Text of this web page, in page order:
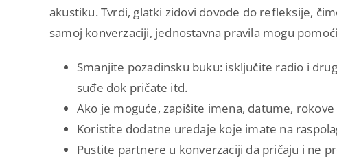
akustiku. Tvrdi, glatki zidovi dovode do refleksije,
samoj konverzaciji, jednostavna pravila mogu
Smanjite pozadinsku buku: isključite radio i
suđe dok pričate itd.
Ako je moguće, zapišite imena, datume,
Koristite dodatne uređaje koje imate na
Pustite partnere u konverzaciji da pričaju i ne